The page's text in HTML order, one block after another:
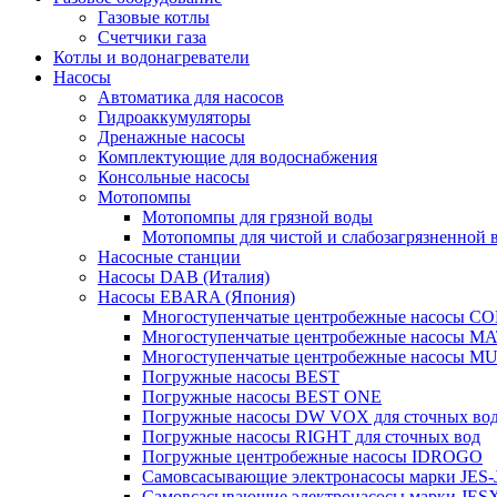
Газовые котлы
Счетчики газа
Котлы и водонагреватели
Насосы
Автоматика для насосов
Гидроаккумуляторы
Дренажные насосы
Комплектующие для водоснабжения
Консольные насосы
Мотопомпы
Мотопомпы для грязной воды
Мотопомпы для чистой и слабозагрязненной
Насосные станции
Насосы DAB (Италия)
Насосы EBARA (Япония)
Многоступенчатые центробежные насосы
Многоступенчатые центробежные насосы
Многоступенчатые центробежные насосы
Погружные насосы BEST
Погружные насосы BEST ONE
Погружные насосы DW VOX для сточных
Погружные насосы RIGHT для сточных вод
Погружные центробежные насосы IDROGO
Самовсасывающие электронасосы марки JES-